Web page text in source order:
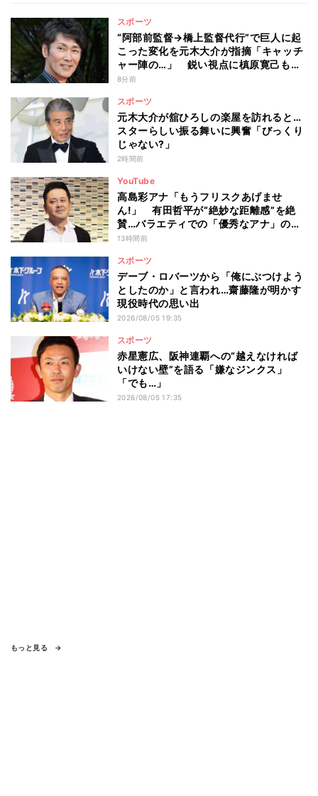
スポーツ
“阿部前監督→橋上監督代行”で巨人に起
こった変化を元木大介が指摘「キャッチ
ャー陣の…」 鋭い視点に槙原寛己も感
心「やっぱりクセ者だな」
8分前
スポーツ
元木大介が舘ひろしの楽屋を訪れると…
スターらしい振る舞いに興奮「びっくり
じゃない?」
2時間前
YouTube
高島彩アナ「もうフリスクあげませ
ん!」 有田哲平が“絶妙な距離感”を絶
賛…バラエティでの「優秀なアナ」の条
件とは
13時間前
スポーツ
デーブ・ロバーツから「俺にぶつけよう
としたのか」と言われ…齋藤隆が明かす
現役時代の思い出
2026/08/05 19:35
スポーツ
赤星憲広、阪神連覇への“越えなければ
いけない壁”を語る「嫌なジンクス」
「でも…」
2026/08/05 17:35
もっと見る